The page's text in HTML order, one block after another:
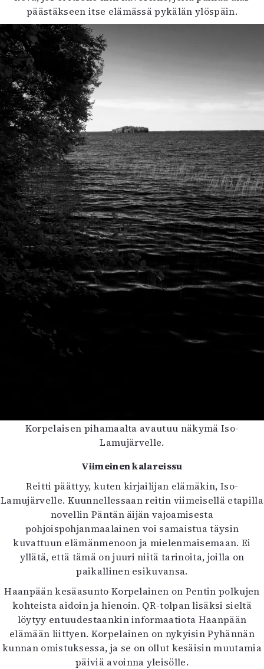
päästäkseen itse elämässä pykälän ylöspäin.
Korpelaisen pihamaalta avautuu näkymä Iso-
Lamujärvelle.
Viimeinen kalareissu
Reitti päättyy, kuten kirjailijan elämäkin, Iso-
Lamujärvelle. Kuunnellessaan reitin viimeisellä etapilla
novellin Päntän äijän vajoamisesta
pohjoispohjanmaalainen voi samaistua täysin
kuvattuun elämänmenoon ja mielenmaisemaan. Ei
yllätä, että tämä on juuri niitä tarinoita, joilla on
paikallinen esikuvansa.
Haanpään kesäasunto Korpelainen on Pentin polkujen
kohteista aidoin ja hienoin. QR-tolpan lisäksi sieltä
löytyy entuudestaankin informaatiota Haanpään
elämään liittyen. Korpelainen on nykyisin Pyhännän
kunnan omistuksessa, ja se on ollut kesäisin muutamia
päiviä avoinna yleisölle.